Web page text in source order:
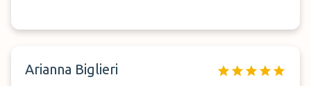
Arianna Biglieri